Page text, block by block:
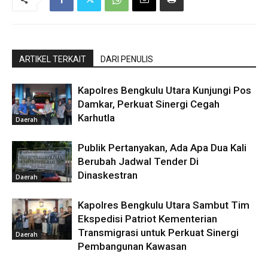
ARTIKEL TERKAIT DARI PENULIS
Daerah
Kapolres Bengkulu Utara Kunjungi Pos
Damkar, Perkuat Sinergi Cegah
Karhutla
Daerah
Publik Pertanyakan, Ada Apa Dua Kali
Berubah Jadwal Tender Di
Dinaskestran
Daerah
Kapolres Bengkulu Utara Sambut Tim
Ekspedisi Patriot Kementerian
Transmigrasi untuk Perkuat Sinergi
Pembangunan Kawasan